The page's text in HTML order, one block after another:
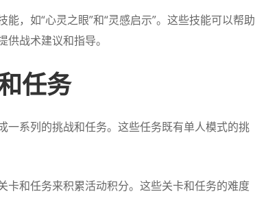
，如“心灵之眼”和“灵感启示”。这些技能可以帮助
战术建议和指导。
任务
一系列的挑战和任务。这些任务既有单人模式的挑
卡和任务来积累活动积分。这些关卡和任务的难度